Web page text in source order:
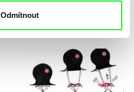
Odmítnout